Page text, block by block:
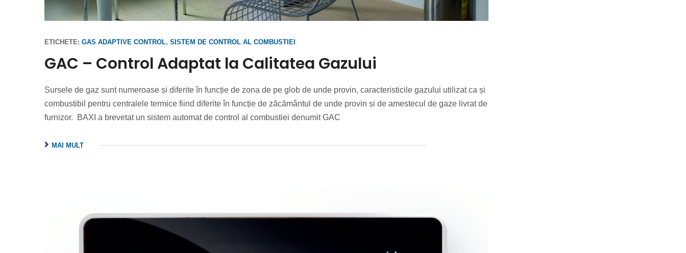
ETICHETE: GAS ADAPTIVE CONTROL, SISTEM DE CONTROL AL COMBUSTIEI
GAC – Control Adaptat la Calitatea Gazului
Sursele de gaz sunt numeroase și diferite în funcție de zona de pe glob de unde provin, caracteristicile gazului utilizat ca și
combustibil pentru centralele termice fiind diferite în funcție de zăcământul de unde provin și de amestecul de gaze livrat de
furnizor. BAXI a brevetat un sistem automat de control al combustiei denumit GAC
MAI MULT